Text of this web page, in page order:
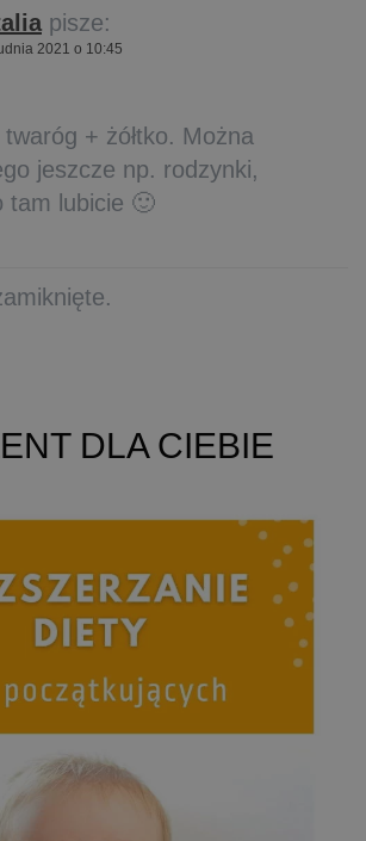
pisze:
2021 o 10:45
+ żółtko. Można
jeszcze np. rodzynki,
tam lubicie 🙂
DLA CIEBIE